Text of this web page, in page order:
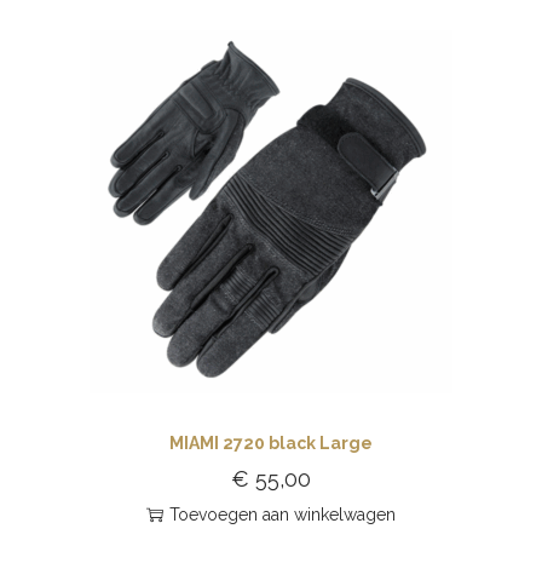
MIAMI 2720 black Large
€ 55,00
Toevoegen aan winkelwagen